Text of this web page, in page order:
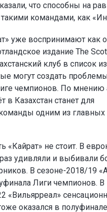
что способны на
командами, как
уже воспринимают как
издание The
клуб в список
могут создать
чемпионов. По мнению
в Казахстан станет для
одним из главных
«Кайрат» не стоит. В
удивляли и выбивали
В сезоне-2018/19
Лиги чемпионов. В
«Вильярреал»
оказался в